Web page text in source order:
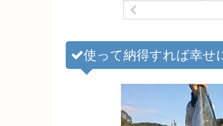
使って納得すれば幸せ